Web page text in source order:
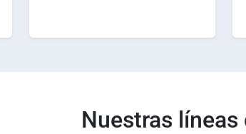
Nuestras